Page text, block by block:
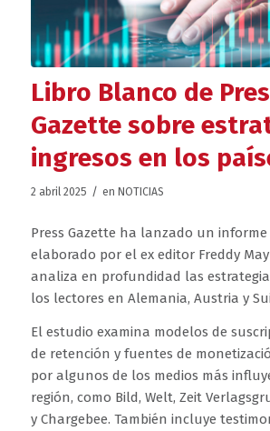
Libro Blanco de
Gazette sobre
ingresos en los
2 abril 2025 / en NOTICIAS
Press Gazette ha lanzado un informe
elaborado por el ex editor Freddy
analiza en profundidad las
los lectores en Alemania, Austria y
El estudio examina modelos de
de retención y fuentes de
por algunos de los medios más
región, como Bild, Welt, Zeit
y Chargebee. También incluye